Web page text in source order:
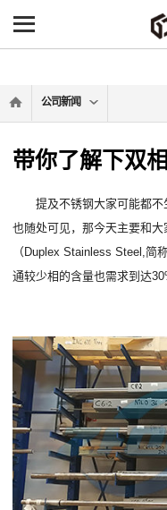
-->
公司新闻
带你了解下双
提及不锈钢大家可能都不
也随处可见，那今天主要和
（Duplex Stainless Steel,简
通较少相的含量也需求到达